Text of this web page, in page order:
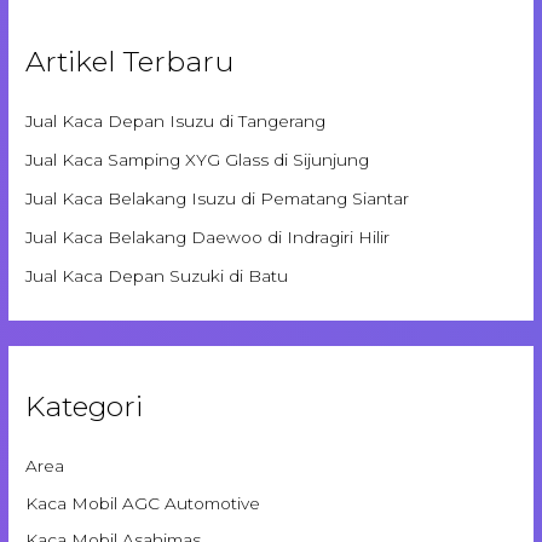
Artikel Terbaru
Jual Kaca Depan Isuzu di Tangerang
Jual Kaca Samping XYG Glass di Sijunjung
Jual Kaca Belakang Isuzu di Pematang Siantar
Jual Kaca Belakang Daewoo di Indragiri Hilir
Jual Kaca Depan Suzuki di Batu
Kategori
Area
Kaca Mobil AGC Automotive